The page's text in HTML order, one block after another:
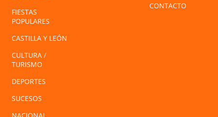
FIESTAS
POPULARES
CASTILLA Y LEÓN
CULTURA /
TURISMO
DEPORTES
SUCESOS
NACIONAL
CONTACTO